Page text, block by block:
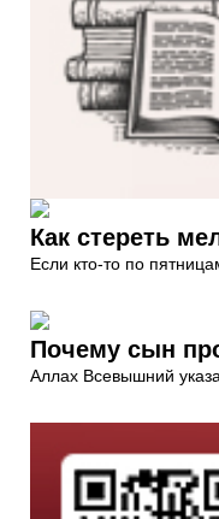
Как стереть
Если кто-то по
Почему сын
Аллах Всевышний